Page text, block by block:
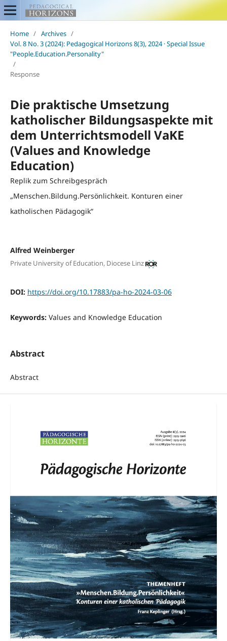
Home / Archives /
Vol. 8 No. 3 (2024): Pedagogical Horizons 8(3), 2024 · Special Issue
"People.Education.Personality"
/
Response
Die praktische Umsetzung
katholischer Bildungsaspekte mit
dem Unterrichtsmodell VaKE
(Values and Knowledge
Education)
Replik zum Schreibgespräch
„Menschen.Bildung.Persönlichkeit. Konturen einer
katholischen Pädagogik“
Alfred Weinberger
Private University of Education, Diocese Linz
DOI: https://doi.org/10.17883/pa-ho-2024-03-06
Keywords: Values and Knowledge Education
Abstract
Abstract